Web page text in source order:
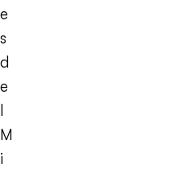
e
s
d
e
l
M
i